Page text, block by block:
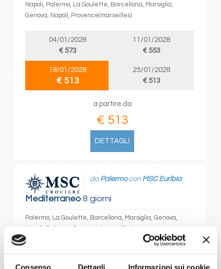
Consenso Dettagli Informazioni sui cookie
Napoli, Palermo, La Goulette, Barcellona, Marsiglia,
Genova, Napoli, Provence(marseilles)
04/01/2028
€ 573
11/01/2028
€ 553
18/01/2028
€ 513
25/01/2028
€ 513
a partire da
€ 513
DETTAGLI
Mediterraneo8 giorni
da Palermocon MSC Euribia
Palermo, La Goulette, Barcellona, Marsiglia, Genova,
Napoli, Palermo, Provence(marseilles)
05/01/2028
12/01/2028
€ 513